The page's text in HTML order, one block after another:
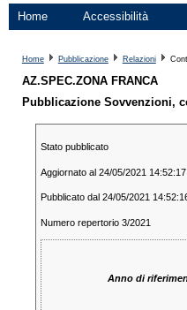
Home Accessibilità
Home Pubblicazione Relazioni
AZ.SPEC.ZONA FRANCA
Pubblicazione Sovvenzioni,
Stato pubblicato
Aggiornato al 24/05/2021 14:52:17
Pubblicato dal 24/05/2021
Numero repertorio 3/2021
Anno di